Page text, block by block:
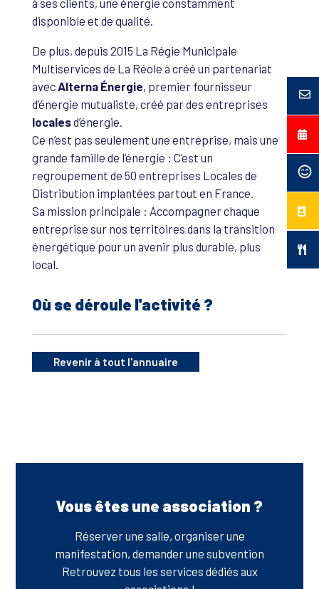
à ses clients, une énergie constamment
disponible et de qualité.
De plus, depuis 2015 La Régie Municipale
Multiservices de La Réole à créé un partenariat
avec Alterna Énergie, premier fournisseur
d’énergie mutualiste, créé par des entreprises
localesd’énergie.
Ce n’est pas seulement une entreprise, mais une
grande famille de l’énergie : C’est un
regroupement de 50 entreprises Locales de
Distribution implantées partout en France.
Sa mission principale : Accompagner chaque
entreprise sur nos territoires dans la transition
énergétique pour un avenir plus durable, plus
local.
Où se déroule l'activité ?
Revenir à tout l'annuaire
Vous êtes une association ?
Réserver une salle, organiser une
manifestation, demander une subvention
Retrouvez tous les services dédiés aux